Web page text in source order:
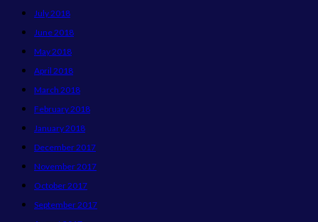
July 2018
June 2018
May 2018
April 2018
March 2018
February 2018
January 2018
December 2017
November 2017
October 2017
September 2017